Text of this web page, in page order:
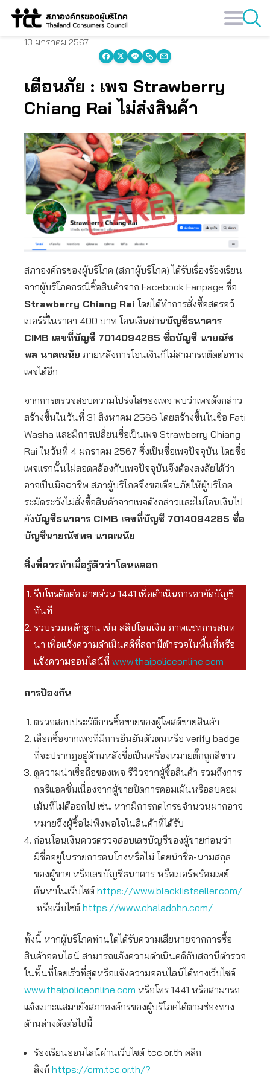
Skip
13 มกราคม 2567
เตือนภัย : เพจ Strawberry
Chiang Rai ไม่ส่งสินค้า
สภาองค์กรของผู้บริโภค (สภาผู้บริโภค) ได้รับเรื่องร้องเรียน
จากผู้บริโภคกรณีซื้อสินค้าจาก Facebook Fanpage ชื่อ
Strawberry Chiang Rai โดยได้ทำการสั่งซื้อสตรอว์
เบอร์รี่ในราคา 400 บาท โอนเงินผ่านบัญชีธนาคาร
CIMB เลขที่บัญชี 7014094285 ชื่อบัญชี นายณัช
พล นาคเนนัย ภายหลังการโอนเงินก็ไม่สามารถติดต่อทาง
เพจได้อีก
จากการตรวจสอบความโปร่งใสของเพจ พบว่าเพจดังกล่าว
สร้างขึ้นในวันที่ 31 สิงหาคม 2566 โดยสร้างขึ้นในชื่อ Fati
Washa และมีการเปลี่ยนชื่อเป็นเพจ Strawberry Chiang
Rai ในวันที่ 4 มกราคม 2567 ซึ่งเป็นชื่อเพจปัจจุบัน โดยชื่อ
เพจแรกนั้นไม่สอดคล้องกับเพจปัจจุบันจึงต้องสงสัยได้ว่า
อาจเป็นมิจฉาชีพ สภาผู้บริโภคจึงขอเตือนภัยให้ผู้บริโภค
ระมัดระวังไม่สั่งซื้อสินค้าจากเพจดังกล่าวและไม่โอนเงินไป
ยังบัญชีธนาคาร CIMB เลขที่บัญชี 7014094285 ชื่อ
บัญชีนายณัชพล นาคเนนัย
สิ่งที่ควรทำเมื่อรู้ตัวว่าโดนหลอก
รีบโทรติดต่อ สายด่วน 1441 เพื่อดำเนินการอายัดบัญชี
ทันที
รวบรวมหลักฐาน เช่น สลิปโอนเงิน ภาพแชทการสนท
นา เพื่อแจ้งความดำเนินคดีที่สถานีตำรวจในพื้นที่หรือ
แจ้งความออนไลน์ที่ www.thaipoliceonline.com
การป้องกัน
ตรวจสอบประวัติการซื้อขายของผู้โพสต์ขายสินค้า
เลือกซื้อจากเพจที่มีการยืนยันตัวตนหรือ verify badge
ที่จะปรากฏอยู่ด้านหลังชื่อเป็นเครื่องหมายติ๊กถูกสีขาว
ดูความน่าเชื่อถือของเพจ รีวิวจากผู้ซื้อสินค้า รวมถึงการ
กดรีแอคชั่นเนื่องจากผู้ขายปิดการคอมเม้นหรือลบคอม
เม้นที่ไม่ดีออกไป เช่น หากมีการกดโกรธจำนวนมากอาจ
หมายถึงผู้ซื้อไม่พึงพอใจในสินค้าที่ได้รับ
ก่อนโอนเงินควรตรวจสอบเลขบัญชีของผู้ขายก่อนว่า
มีชื่ออยู่ในรายการคนโกงหรือไม่ โดยนำชื่อ-นามสกุล
ของผู้ขาย หรือเลขบัญชีธนาคาร หรือเบอร์พร้อมเพย์
ค้นหาในเว็บไซต์ https://www.blacklistseller.com/
หรือเว็บไซต์ https://www.chaladohn.com/
ทั้งนี้ หากผู้บริโภคท่านใดได้รับความเสียหายจากการซื้อ
สินค้าออนไลน์ สามารถแจ้งความดำเนินคดีกับสถานีตำรวจ
ในพื้นที่โดยเร็วที่สุดหรือแจ้งความออนไลน์ได้ทางเว็บไซต์
www.thaipoliceonline.com หรือโทร 1441 หรือสามารถ
แจ้งเบาะแสมายังสภาองค์กรของผู้บริโภคได้ตามช่องทาง
ด้านล่างดังต่อไปนี้
ร้องเรียนออนไลน์ผ่านเว็บไซต์ tcc.or.th คลิก
ลิงก์ https://crm.tcc.or.th/?